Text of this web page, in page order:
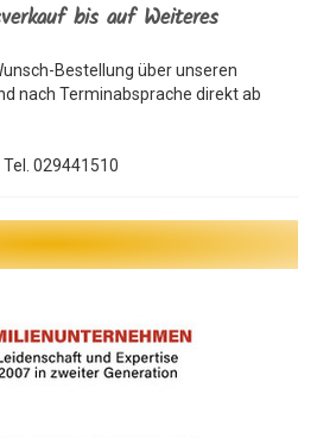
bis auf Weiteres
Bestellung über unseren
nach Terminabsprache direkt ab
029441510